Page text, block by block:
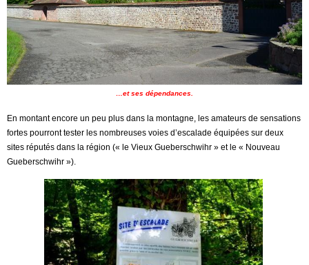
…et ses dépendances.
En montant encore un peu plus dans la montagne, les amateurs de sensations
fortes pourront tester les nombreuses voies d’escalade équipées sur deux
sites réputés dans la région (« le Vieux Gueberschwihr » et le « Nouveau
Gueberschwihr »).